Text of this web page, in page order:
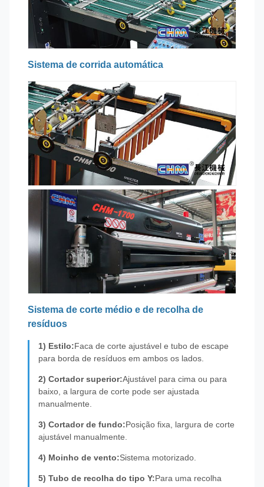
Sistema de corrida automática
Sistema de corte médio e de recolha de
resíduos
1) Estilo:Faca de corte ajustável e tubo de escape
para borda de resíduos em ambos os lados.
2) Cortador superior:Ajustável para cima ou para
baixo, a largura de corte pode ser ajustada
manualmente.
3) Cortador de fundo:Posição fixa, largura de corte
ajustável manualmente.
4) Moinho de vento:Sistema motorizado.
5) Tubo de recolha do tipo Y:Para uma recolha